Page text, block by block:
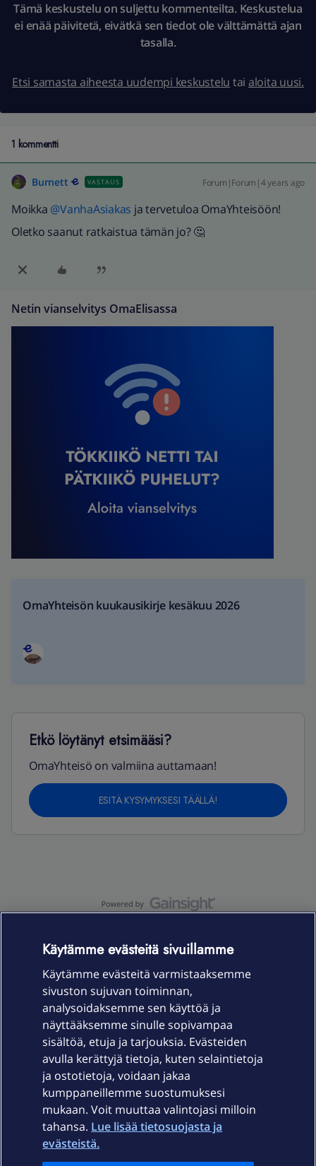
Tämä keskustelu on suljettu kommenteilta. Keskustelua
ei enää päivitetä, eivätkä sen tiedot ole välttämättä ajan
tasalla.
Etsi samasta aiheesta uudempi keskustelu tai aloita uusi.
1 kommentti
Burnett VASTAUS Forum|Forum|4 years ago
Moikka @VanhaAsiakas ja tervetuloa OmaYhteisöön!
Oletko saanut ratkaistua tämän jo? 🤔
Netin vianselvitys OmaElisassa
OmaYhteisön kuukausikirje kesäkuu 2026
Etkö löytänyt etsimääsi?
OmaYhteisö on valmiina auttamaan!
ESITÄ KYSYMYKSESI TÄÄLLÄ!
Laitteet & liittymät
Palvelut
Ajankohtaista
Käytämme evästeitä sivuillamme
Käytämme evästeitä varmistaaksemme
sivuston sujuvan toiminnan,
analysoidaksemme sen käyttöä ja
näyttääksemme sinulle sopivampaa
sisältöä, etuja ja tarjouksia. Evästeiden
avulla kerättyjä tietoja, kuten selaintietoja
ja ostotietoja, voidaan jakaa
kumppaneillemme suostumuksesi
mukaan. Voit muuttaa valintojasi milloin
tahansa. Lue lisää tietosuojasta ja
evästeistä.